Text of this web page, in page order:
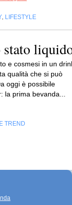
, LIFESTYLE
stato
e cosmesi in un
qualità che si può
oggi è possibile
la prima bevanda...
TREND